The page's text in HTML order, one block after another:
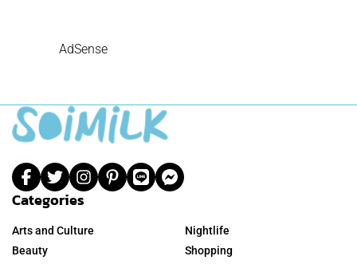
AdSense
Categories
Arts and Culture
Beauty
Nightlife
Shopping